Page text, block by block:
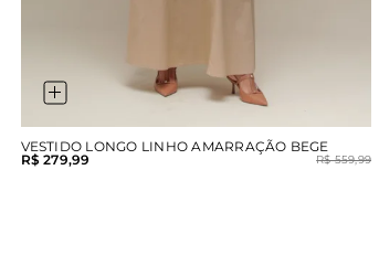
VESTIDO LONGO LINHO AMARRAÇÃO BEGE
R$ 279,99
R$ 559,99